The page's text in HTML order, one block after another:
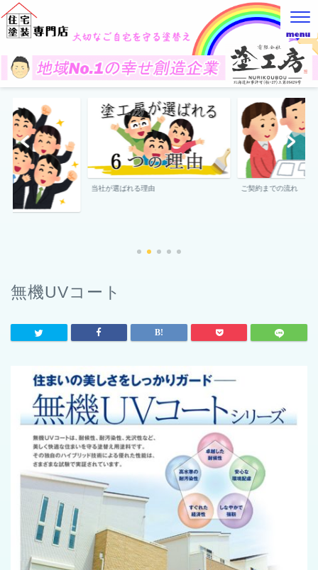
当社が選ばれる理由 ご契約までの流れ
無機UVコート